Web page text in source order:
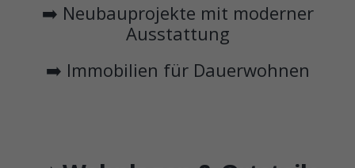
➡️ Neubauprojekte mit moderner
Ausstattung
➡️ Immobilien für Dauerwohnen